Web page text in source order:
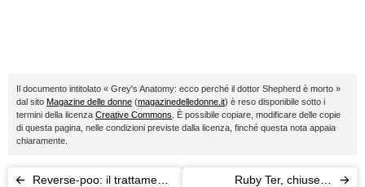
Il documento intitolato « Grey's Anatomy: ecco perché il dottor Shepherd è morto »
dal sito Magazine delle donne (magazinedelledonne.it) è reso disponibile sotto i
termini della licenza Creative Commons . È possibile copiare, modificare delle copie
di questa pagina, nelle condizioni previste dalla licenza, finché questa nota appaia
chiaramente.
Reverse-poo: il trattamento
Ruby Ter, chiuse le